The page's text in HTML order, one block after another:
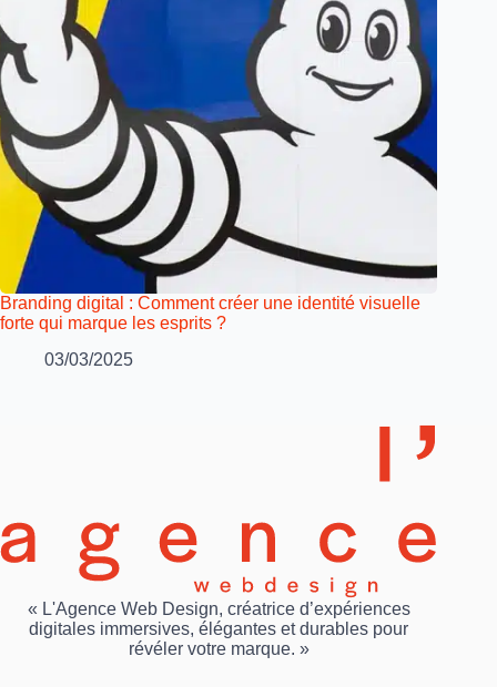
Branding digital : Comment créer une identité visuelle
forte qui marque les esprits ?
03/03/2025
« L'Agence Web Design, créatrice d’expériences
digitales immersives, élégantes et durables pour
révéler votre marque. »